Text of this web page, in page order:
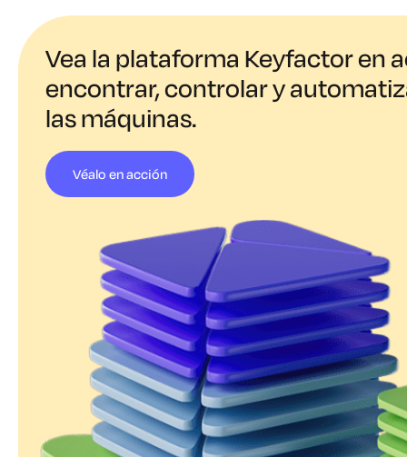
Vea la plataforma Keyfactor en
encontrar, controlar y
las máquinas.
Véalo en acción